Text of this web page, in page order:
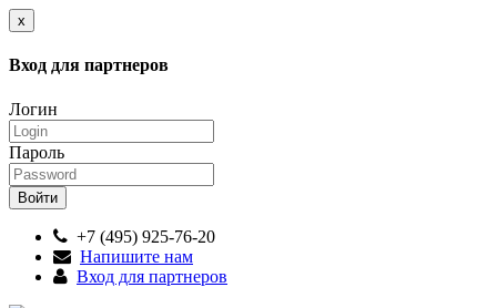
x
Вход для партнеров
Логин
Пароль
+7 (495) 925-76-20
Напишите нам
Вход для партнеров